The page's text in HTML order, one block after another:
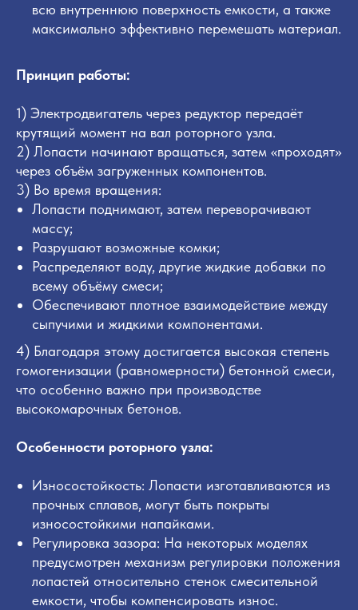
всю внутреннюю поверхность емкости, а также
максимально эффективно перемешать материал.
Принцип работы:
1) Электродвигатель через редуктор передаёт
крутящий момент на вал роторного узла.
2) Лопасти начинают вращаться, затем «проходят»
через объём загруженных компонентов.
3) Во время вращения:
Лопасти поднимают, затем переворачивают
массу;
Разрушают возможные комки;
Распределяют воду, другие жидкие добавки по
всему объёму смеси;
Обеспечивают плотное взаимодействие между
сыпучими и жидкими компонентами.
4) Благодаря этому достигается высокая степень
гомогенизации (равномерности) бетонной смеси,
что особенно важно при производстве
высокомарочных бетонов.
Особенности роторного узла:
Износостойкость: Лопасти изготавливаются из
прочных сплавов, могут быть покрыты
износостойкими напайками.
Регулировка зазора: На некоторых моделях
предусмотрен механизм регулировки положения
лопастей относительно стенок смесительной
емкости, чтобы компенсировать износ.